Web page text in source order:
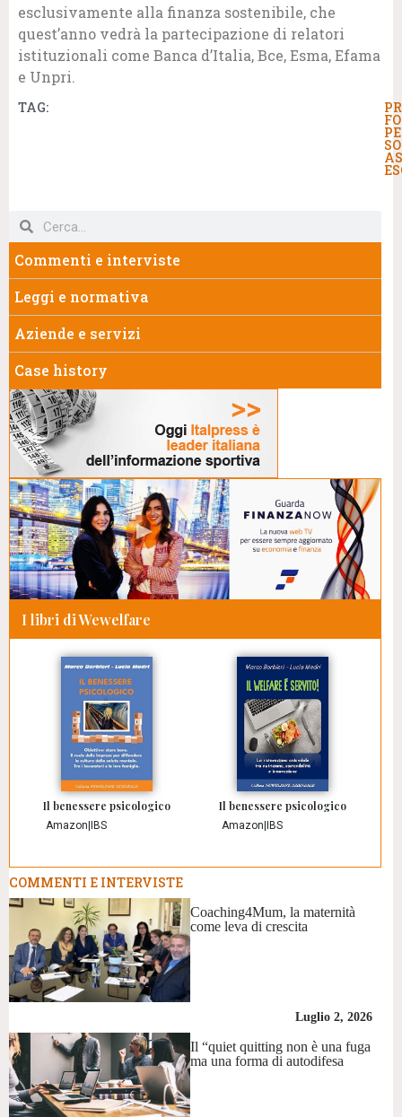
esclusivamente alla finanza sostenibile, che
quest’anno vedrà la partecipazione di relatori
istituzionali come Banca d’Italia, Bce, Esma, Efama
e Unpri.
TAG:
Commenti e interviste
Leggi e normativa
Aziende e servizi
Case history
I libri di Wewelfare
Il benessere psicologico
Amazon IBS
Il benessere psicologico
Amazon IBS
COMMENTI E INTERVISTE
Coaching4Mum, la maternità
come leva di crescita
Luglio 2, 2026
Il “quiet quitting non è una fuga
ma una forma di autodifesa